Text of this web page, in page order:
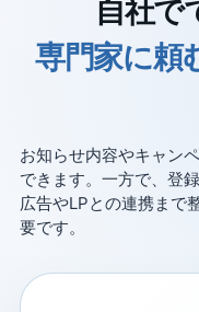
自社で
専門家に頼
お知らせ内容やキャン
できます。一方で、登
広告やLPとの連携まで
要です。